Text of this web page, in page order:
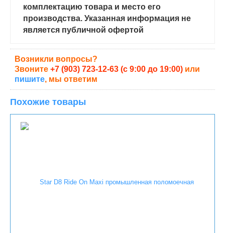
комплектацию товара и место его
производства. Указанная информация не
является публичной офертой
Возникли вопросы?
Звоните +7 (903) 723-12-63 (с 9:00 до 19:00) или
пишите, мы ответим
Похожие товары